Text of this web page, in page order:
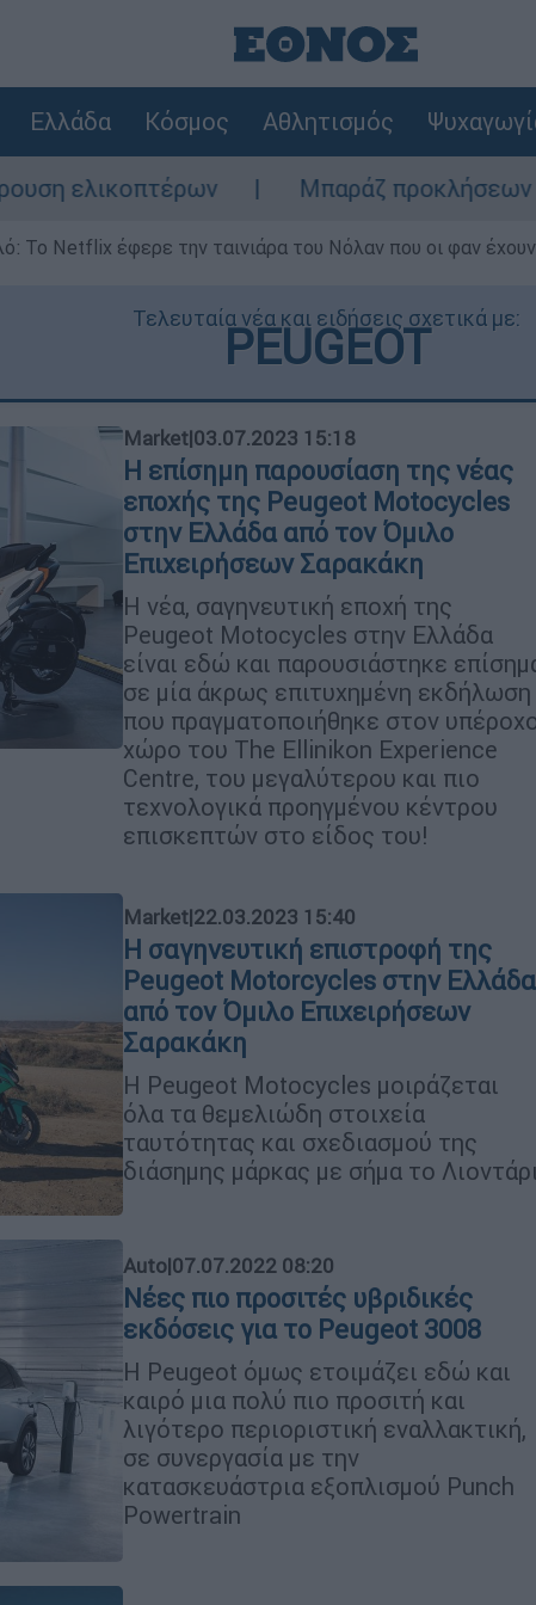
Ελλάδα Κόσμος Αθλητισμός
Μπαράζ προκλήσεων της Άγκυρας
Το Netflix έφερε την ταινιάρα του Νόλαν που οι φαν
Τελευταία νέα και ειδήσεις σχετικά με:
PEUGEOT
Market|03.07.2023 15:18
Η επίσημη παρουσίαση της νέας
εποχής της Peugeot Motocycles
στην Ελλάδα από τον Όμιλο
Επιχειρήσεων Σαρακάκη
H νέα, σαγηνευτική εποχή της
Peugeot Motocycles στην Ελλάδα
είναι εδώ και παρουσιάστηκε
σε μία άκρως επιτυχημένη εκδήλωση
που πραγματοποιήθηκε στον
χώρο του The Ellinikon Experience
Centre, του μεγαλύτερου και πιο
τεχνολογικά προηγμένου κέντρου
επισκεπτών στο είδος του!
Market|22.03.2023 15:40
H σαγηνευτική επιστροφή της
Peugeot Motorcycles στην Ελλάδα
από τον Όμιλο Επιχειρήσεων
Σαρακάκη
Η Peugeot Motocycles μοιράζεται
όλα τα θεμελιώδη στοιχεία
ταυτότητας και σχεδιασμού της
διάσημης μάρκας με σήμα το
Auto|07.07.2022 08:20
Νέες πιο προσιτές υβριδικές
εκδόσεις για το Peugeot 3008
Η Peugeot όμως ετοιμάζει εδώ και
καιρό μια πολύ πιο προσιτή και
λιγότερο περιοριστική εναλλακτική,
σε συνεργασία με την
κατασκευάστρια εξοπλισμού Punch
Powertrain